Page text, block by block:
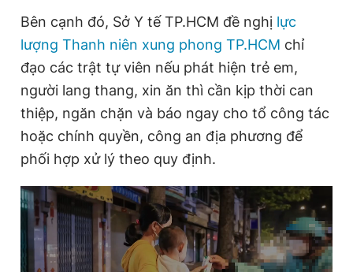
Bên cạnh đó, Sở Y tế TP.HCM đề nghị lực
lượng Thanh niên xung phong TP.HCM chỉ
đạo các trật tự viên nếu phát hiện trẻ em,
người lang thang, xin ăn thì cần kịp thời can
thiệp, ngăn chặn và báo ngay cho tổ công tác
hoặc chính quyền, công an địa phương để
phối hợp xử lý theo quy định.